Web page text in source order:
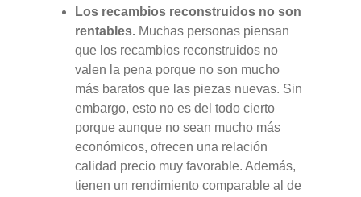
Los recambios reconstruidos no son
rentables.Muchas personas piensan
que los recambios reconstruidos no
valen la pena porque no son mucho
más baratos que las piezas nuevas. Sin
embargo, esto no es del todo cierto
porque aunque no sean mucho más
económicos, ofrecen una relación
calidad precio muy favorable. Además,
tienen un rendimiento comparable al de